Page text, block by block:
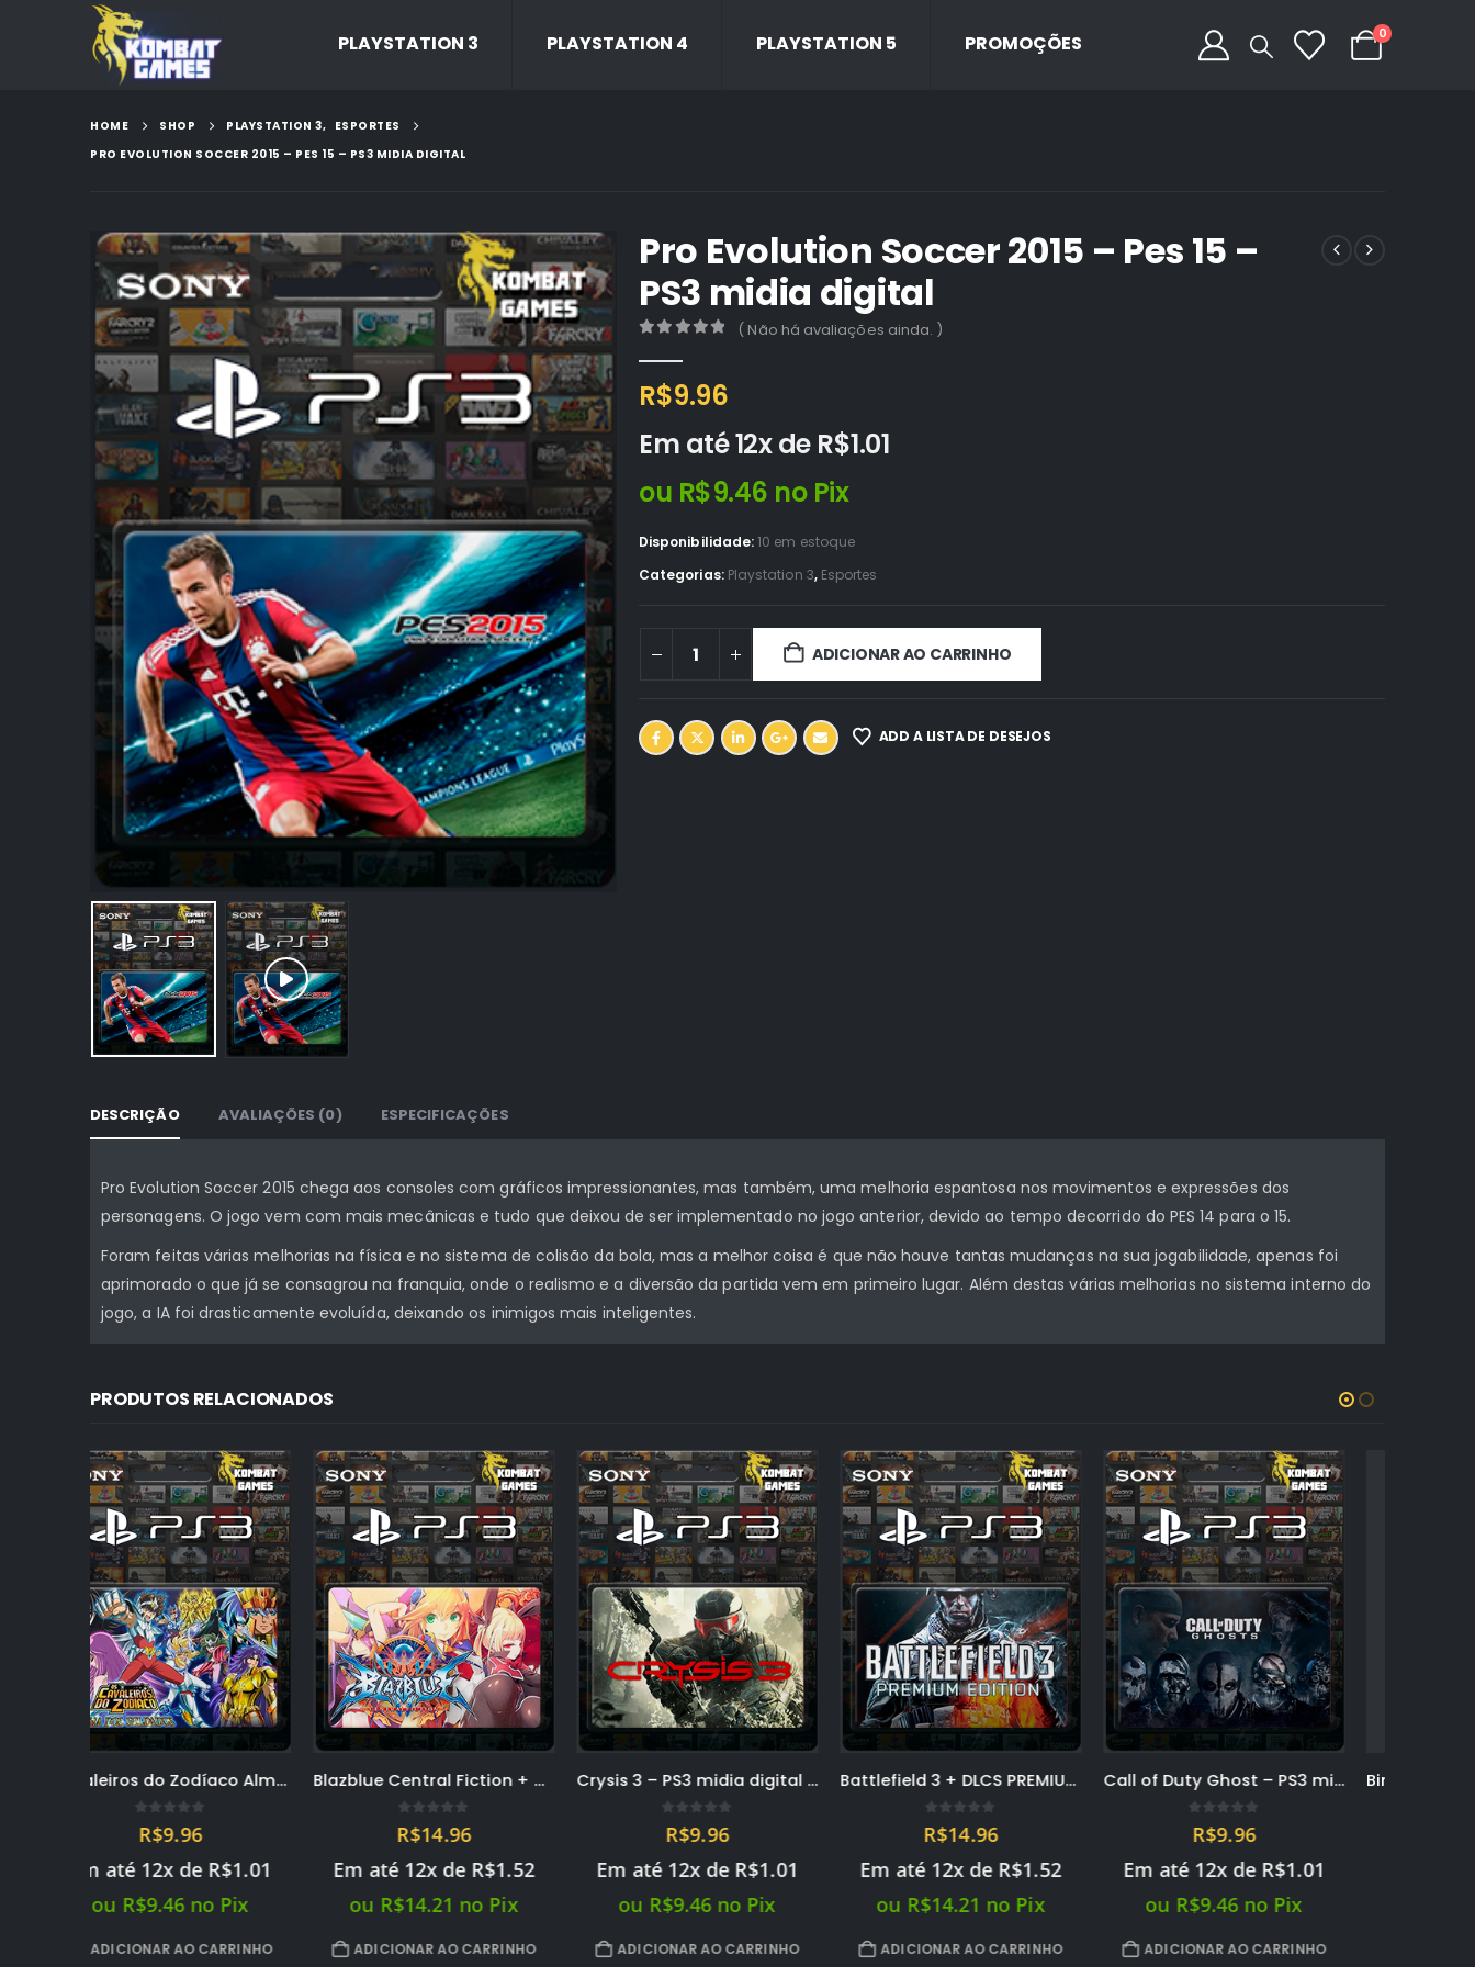
PLAYSTATION 3 PLAYSTATION 4 PLAYSTATION 5 PROMOÇÕES 0
HOME SHOP PLAYSTATION 3, ESPORTES
PRO EVOLUTION SOCCER 2015 – PES 15 – PS3 MIDIA DIGITAL
Pro Evolution Soccer 2015 – Pes 15 –
PS3 midia digital
( Não há avaliações ainda. )
R$9.96
Em até 12x de R$1.01
ou R$9.46 no Pix
Disponibilidade:10 em estoque
Categorias: Playstation 3, Esportes
ADICIONAR AO CARRINHO
ADD A LISTA DE DESEJOS
DESCRIÇÃO AVALIAÇÕES (0) ESPECIFICAÇÕES
Pro Evolution Soccer 2015 chega aos consoles com gráficos impressionantes, mas também, uma melhoria espantosa nos movimentos e expressões dos
personagens. O jogo vem com mais mecânicas e tudo que deixou de ser implementado no jogo anterior, devido ao tempo decorrido do PES 14 para o 15.
Foram feitas várias melhorias na física e no sistema de colisão da bola, mas a melhor coisa é que não houve tantas mudanças na sua jogabilidade, apenas foi
aprimorado o que já se consagrou na franquia, onde o realismo e a diversão da partida vem em primeiro lugar. Além destas várias melhorias no sistema interno do
jogo, a IA foi drasticamente evoluída, deixando os inimigos mais inteligentes.
PRODUTOS RELACIONADOS
Blazblue Central Fiction + DLCS de personagens – PS3 midia digital PSN
R$14.96
Em até 12x deR$
ou R$14.21 no Pix
ADICIONAR AO CARRINHO
Crysis 3 – PS3 midia digital PSN
R$9.96
Em até 12x deR$
ou R$9.46 no Pix
ADICIONAR AO CARRINHO
Battlefield 3 + DLCS PREMIUM EDITION – PS3 midia digital PSN
R$14.96
Em até 12x deR$
ou R$14.21 no Pix
ADICIONAR AO CARRINHO
Call of Duty Ghost – PS3 midia digital PSN
R$9.96
Em até 12x deR$
ou R$9.46 no Pix
ADICIONAR AO CARRINHO
Binary Domain – PS3 midia digital PSN
R$
Em até 12x deR$
ou R$ 9.46 no Pix
ADICIONAR AO CARRINHO